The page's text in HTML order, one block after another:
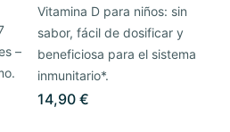
–
Vitamina D para niños: sin
sabor, fácil de dosificar y
beneficiosa para el sistema
inmunitario*.
14,90 €